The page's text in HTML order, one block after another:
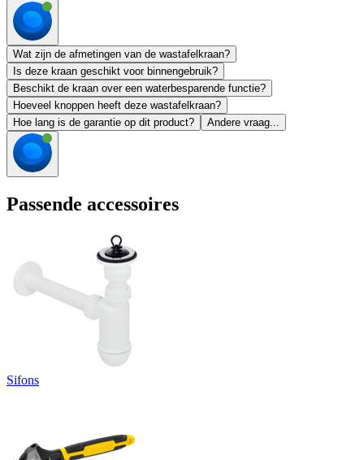
Wat zijn de afmetingen van de wastafelkraan?
Is deze kraan geschikt voor binnengebruik?
Beschikt de kraan over een waterbesparende functie?
Hoeveel knoppen heeft deze wastafelkraan?
Hoe lang is de garantie op dit product?
Andere vraag...
Passende accessoires
Sifons